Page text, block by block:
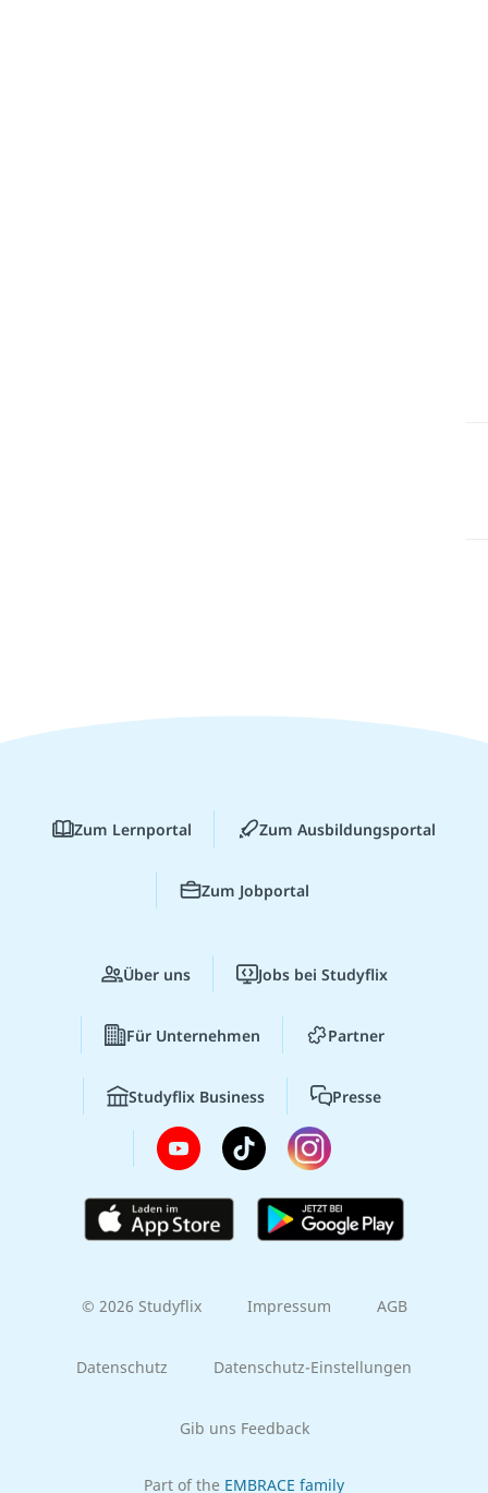
Zum Lernportal Zum Ausbildungsportal
Zum Jobportal
Über uns Jobs bei Studyflix
Für Unternehmen Partner
Studyflix Business Presse
© 2026 Studyflix Impressum AGB
Datenschutz Datenschutz-Einstellungen
Gib uns Feedback
Part of the EMBRACE family